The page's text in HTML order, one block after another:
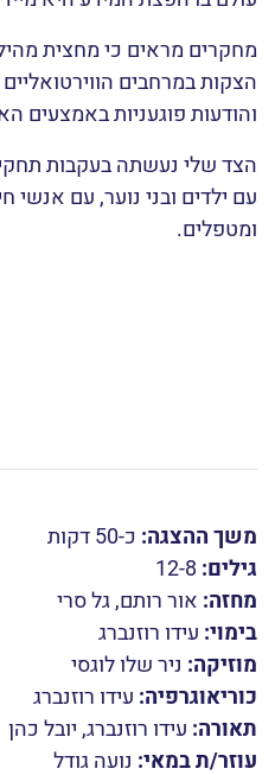
מחקרים מראים כי מחצית
והודעות פוגעניות באמצעים
הצד שלי נעשתה בעקבות
עם ילדים ובני נוער, עם אנשי
ומטפלים.
משך ההצגה: כ-50 דקות
גילים: 12-8
מחזה: אור רותם,גל סרי
בימוי: עידו רוזנברג
מוזיקה: ניר שלו לוגסי
כוריאוגרפיה: עידו רוזנברג
תאורה: עידו רוזנברג,יובל כהן
עוזר/ת במאי: נועה גודל